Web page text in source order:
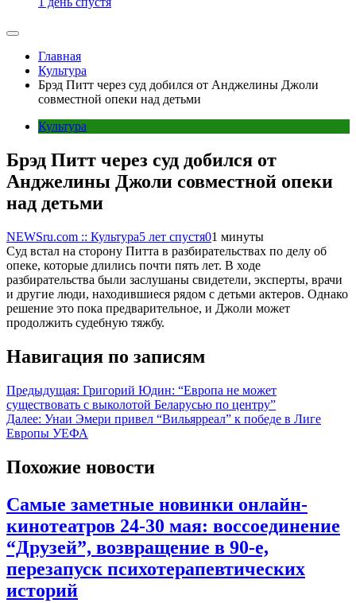
Главная
Культура
Брэд Питт через суд добился от Анджелины Джоли
совместной опеки над детьми
Культура
Брэд Питт через суд добился от
Анджелины Джоли совместной опеки
над детьми
NEWSru.com :: Культура5 лет спустя01 минуты
Суд встал на сторону Питта в разбирательствах по делу об
опеке, которые длились почти пять лет. В ходе
разбирательства были заслушаны свидетели, эксперты, врачи
и другие люди, находившиеся рядом с детьми актеров. Однако
решение это пока предварительное, и Джоли может
продолжить судебную тяжбу.
Навигация по записям
Предыдущая: Григорий Юдин: “Европа не может
существовать с выколотой Беларусью по центру”
Далее: Унаи Эмери привел “Вильярреал” к победе в Лиге
Европы УЕФА
Похожие новости
Самые заметные новинки онлайн-
кинотеатров 24-30 мая: воссоединение
“Друзей”, возвращение в 90-е,
перезапуск психотерапевтических
историй